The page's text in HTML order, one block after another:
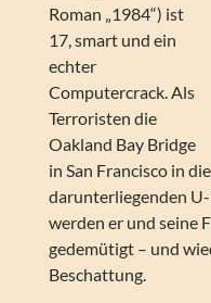
Roman „1984“) ist
17, smart und ein
echter
Computercrack. Als
Terroristen die
Oakland Bay Bridge
in San Francisco in
darunterliegenden
werden er und seine
gedemütigt – und
Beschattung.